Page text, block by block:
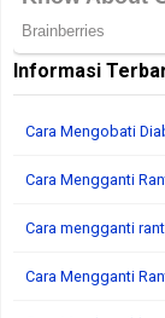
Informasi
Cara Mengobati
Cara Mengganti
Cara mengganti
Cara Mengganti